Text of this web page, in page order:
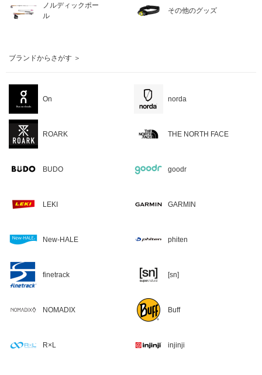
ノルディックポー
ル
その他のグッズ
ブランドからさがす ＞
On norda
ROARK THE NORTH FACE
BUDO goodr
LEKI GARMIN
New-HALE phiten
finetrack [sn]
NOMADIX Buff
R×L injinji